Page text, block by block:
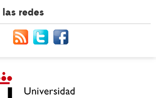
redes